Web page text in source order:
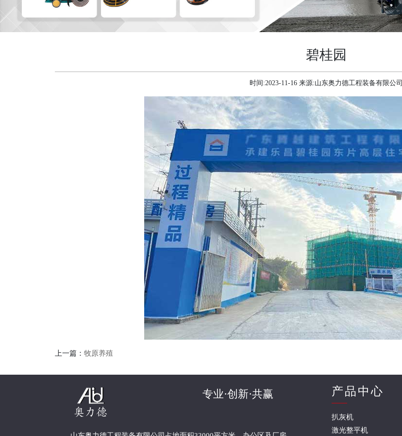
碧桂园
时间:2023-11-16 来源:山东奥力德工程装备有限公司
上一篇：牧原养殖
专业·创新·共赢 产品中心
扒灰机
激光整平机